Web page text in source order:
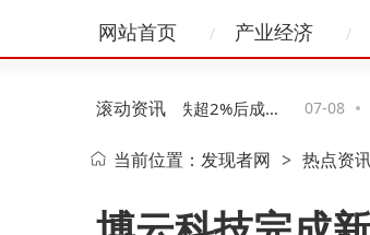
网站首页 产业经济
滚动资讯
板指先抑后扬 盘中跌超2%后成 07-08 蚂
外
当前位置： 发现者网 > 热点资